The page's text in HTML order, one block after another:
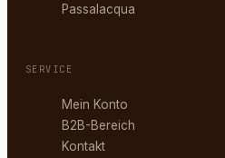
Passalacqua
SERVICE
Mein Konto
B2B-Bereich
Kontakt